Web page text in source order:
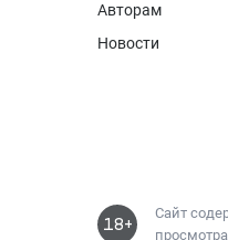
Авторам
Новости
18+
Сайт